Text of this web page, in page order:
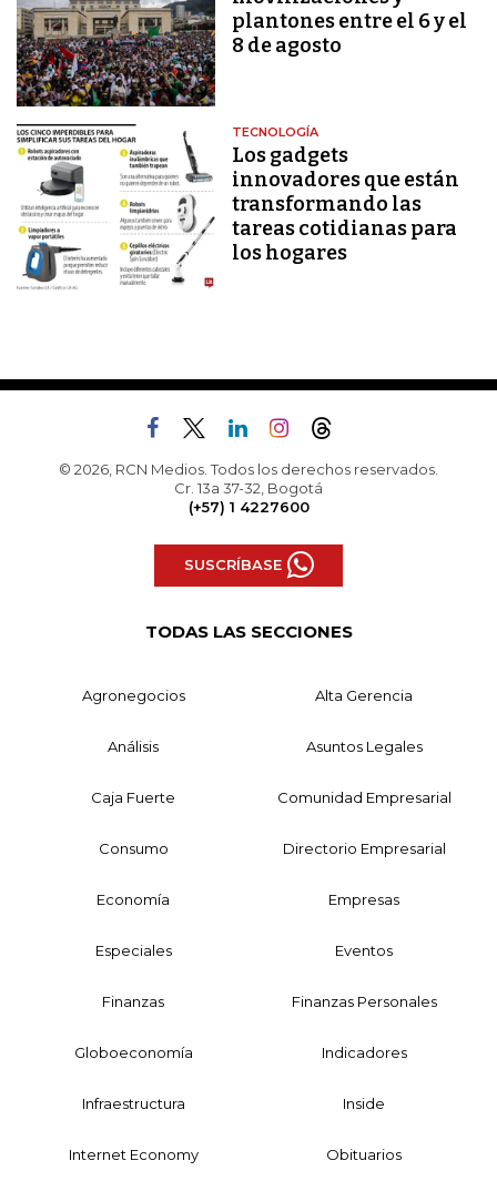
plantones entre el 6 y el
8 de agosto
TECNOLOGÍA
Los gadgets
innovadores que están
transformando las
tareas cotidianas para
los hogares
© 2026, RCN Medios. Todos los derechos reservados.
Cr. 13a 37-32, Bogotá
(+57) 1 4227600
SUSCRÍBASE
TODAS LAS SECCIONES
Agronegocios Alta Gerencia
Análisis Asuntos Legales
Caja Fuerte Comunidad Empresarial
Consumo Directorio Empresarial
Economía Empresas
Especiales Eventos
Finanzas Finanzas Personales
Globoeconomía Indicadores
Infraestructura Inside
Internet Economy Obituarios